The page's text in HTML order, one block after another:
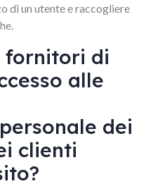
di un utente e raccogliere
fornitori di
alle
dei
clienti